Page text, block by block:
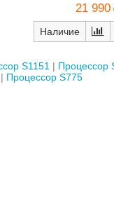
21 990
Наличие
S1151 Процессор
Процессор S775